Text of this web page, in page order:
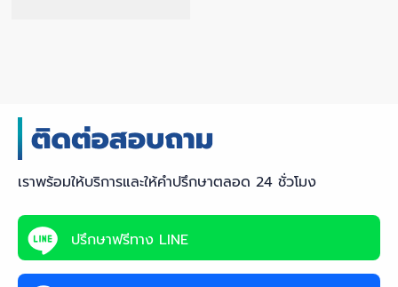
เราพร้อมให้บริการและให้คำปรึกษาตลอด 24 ชั่วโมง
ปรึกษาฟรีทาง LINE